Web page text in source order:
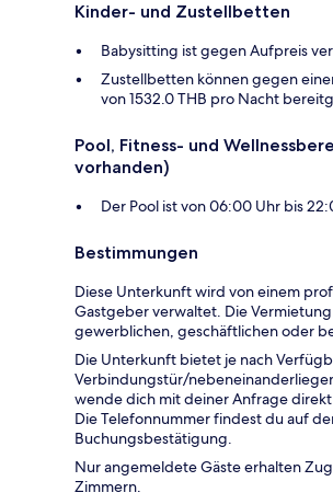
Kinder- und Zustellbetten
Babysitting ist gegen Aufpreis
Zustellbetten können gegen
von 1532.0 THB pro Nacht
Pool, Fitness- und
vorhanden)
Der Pool ist von 06:00 Uhr bis
Bestimmungen
Diese Unterkunft wird von einem
Gastgeber verwaltet. Die
gewerblichen, geschäftlichen oder
Die Unterkunft bietet je nach
Verbindungstür/
wende dich mit deiner Anfrage
Die Telefonnummer findest du auf
Buchungsbestätigung.
Nur angemeldete Gäste erhalten
Zimmern.